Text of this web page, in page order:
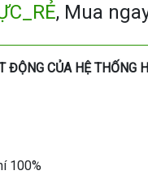
, Mua
ĐỘNG CỦA HỆ THỐNG
100%